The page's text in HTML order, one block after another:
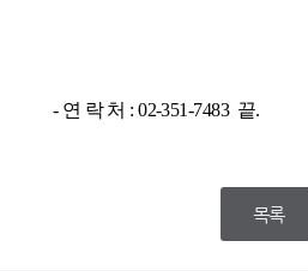
- 연 락 처 : 02-351-7483 끝.
목록